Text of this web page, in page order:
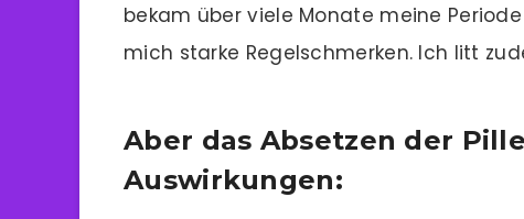
bekam über viele Monate meine
mich starke Regelschmerken. Ich litt
Aber das Absetzen der
Auswirkungen: